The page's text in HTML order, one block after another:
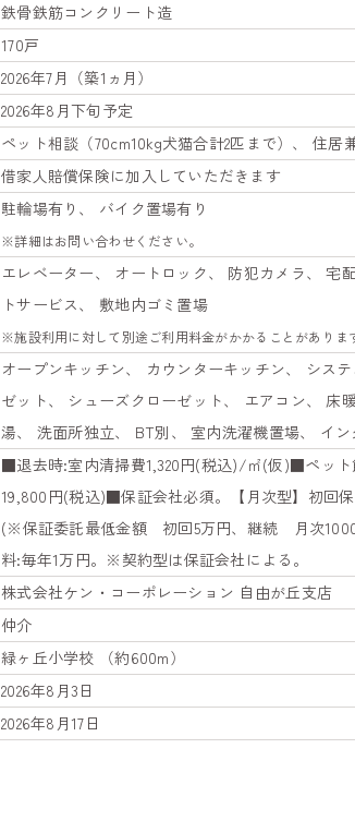
鉄骨鉄筋コンクリート造
170戸
2026年7月（築1ヵ月）
2026年8月下旬予定
ペット相談（70cm10kg犬猫合計2匹まで）、 住居
借家人賠償保険に加入していただきます
駐輪場有り、 バイク置場有り
※詳細はお問い合わせください。
エレベーター、 オートロック、 防犯カメラ、 宅
トサービス、 敷地内ゴミ置場
※施設利用に対して別途ご利用料金がかかることがありま
オープンキッチン、 カウンターキッチン、 シス
ゼット、 シューズクローゼット、 エアコン、 床
湯、 洗面所独立、 BT別、 室内洗濯機置場、 イン
■退去時:室内清掃費1,320円(税込)/㎡(仮)■ペッ
19,800円(税込)■保証会社必須。【月次型】初回
(※保証委託最低金額 初回5万円、継続 月次1000
料:毎年1万円。※契約型は保証会社による。
株式会社ケン・コーポレーション 自由が丘支店
仲介
緑ヶ丘小学校 （約600m）
2026年8月3日
2026年8月17日